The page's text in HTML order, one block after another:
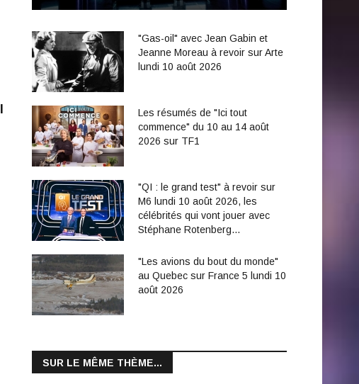
"Gas-oil" avec Jean Gabin et
Jeanne Moreau à revoir sur Arte
lundi 10 août 2026
Les résumés de "Ici tout
commence" du 10 au 14 août
2026 sur TF1
"QI : le grand test" à revoir sur
M6 lundi 10 août 2026, les
célébrités qui vont jouer avec
Stéphane Rotenberg…
"Les avions du bout du monde"
au Quebec sur France 5 lundi 10
août 2026
SUR LE MÊME THÈME...